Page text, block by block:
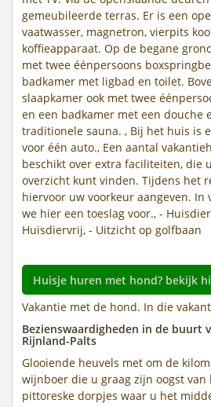
gemeubileerde terras. Er is een
vaatwasser, magnetron, vierpits
koffieapparaat. Op de begane
met twee éénpersoons
badkamer met ligbad en toilet.
slaapkamer ook met twee
en een badkamer met een douche
traditionele sauna. , Bij het huis is
voor één auto., Een aantal
beschikt over extra faciliteiten, die
overzicht kunt vinden. Tijdens het
hiervoor uw voorkeur aangeven. In
we hier een toeslag voor., -
Huisdiervrij, - Uitzicht op golfbaan
Huisje huren met hond? bekijk
Vakantie met de hond. In die
Bezienswaardigheden in de buurt
Rijnland-Palts
Glooiende heuvels met om de
wijnboer die u graag zijn oogst
pittoreske dorpjes waar u het